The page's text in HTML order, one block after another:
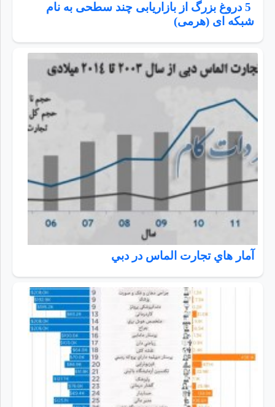
5 دروغ بزرگ از بازاریابی چند سطحی به نام
شبکه ای (هرمی)
آمار هاي تجارت الماس در دبي